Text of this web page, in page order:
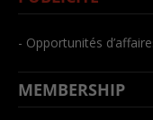
- Opportunités
MEMBERSHIP